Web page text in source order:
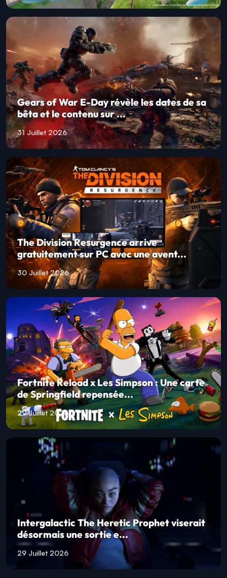
Gears of War E-Day révèle les dates de sa
bêta et le contenu sur ...
31 Juillet 2026
The Division Resurgence arrive
gratuitement sur PC avec une avent...
30 Juillet 2026
Fortnite Reload x Les Simpson : Une carte
de Springfield repensée...
29 Juillet 2026
Intergalactic The Heretic Prophet viserait
désormais une sortie e...
29 Juillet 2026